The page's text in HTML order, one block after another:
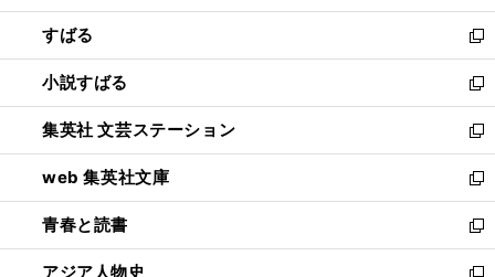
開
く
ウ
で
開
く
ン
ド
ウ
で
開
く
すばる
新
し
い
ウ
ィ
ン
ド
ウ
で
開
く
小説すばる
新
し
い
ウ
ィ
ン
ド
ウ
で
集英社 文芸ステーション
新
し
い
ウ
ィ
ン
web 集英社文庫
新
し
い
ウ
青春と読書
新
し
アジア人物史